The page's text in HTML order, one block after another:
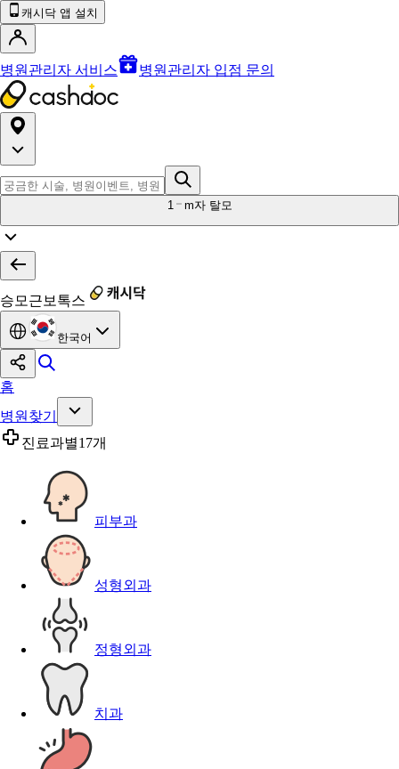
캐시닥 앱 설치
병원관리자 서비스 병원관리자 입점 문의
1 m자 탈모
승모근보톡스
한국어
홈
병원찾기
진료과별17개
피부과
성형외과
정형외과
치과